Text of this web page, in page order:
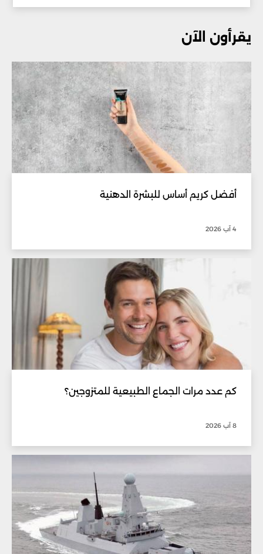
يقرأون الآن
أفضل كريم أساس للبشرة الدهنية
4 آب 2026
كم عدد مرات الجماع الطبيعية للمتزوجين؟
8 آب 2026